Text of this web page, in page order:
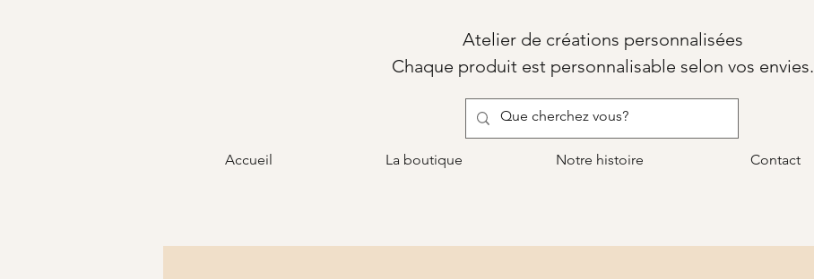
Atelier de créations personnalisées
Chaque produit est personnalisable selon vos envies.
Accueil La boutique Notre histoire Contact